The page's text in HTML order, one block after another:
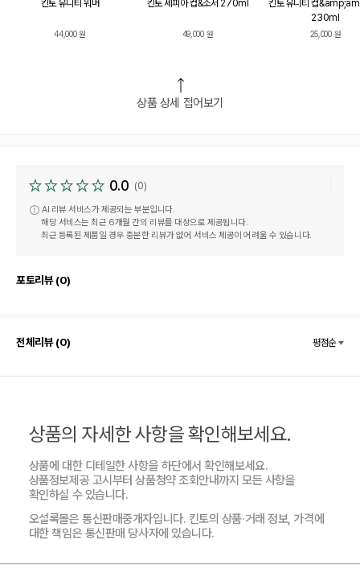
킨토 유니티 워머
44,000원
킨토 세피아 컵&소서 270ml
49,000 원
킨토 유니티 컵
230ml
25,000 원
상품 상세 접어보기
0.0 (0)
AI 리뷰 서비스가 제공되는 부분입니다.
해당 서비스는 최근 6개월 간의 리뷰를 대상으로 제공됩니다.
최근 등록된 제품일 경우 충분한 리뷰가 없어 서비스 제공이 어려울 수 있습니다.
포토리뷰 (0)
전체리뷰 (0) 평점순
상품의 자세한 사항을 확인해보세요.
상품에 대한 디테일한 사항을 하단에서 확인해보세요.
상품정보제공 고시부터 상품청약 조회안내까지 모든 사항을
확인하실 수 있습니다.
오설록몰은 통신판매중개자입니다. 킨토의 상품·거래 정보, 가격에
대한 책임은 통신판매 당사자에 있습니다.